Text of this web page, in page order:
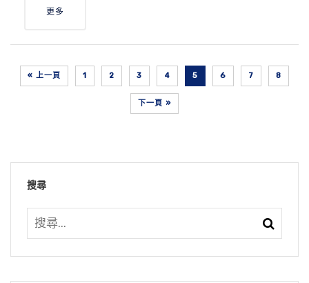
更多
« 上一頁 1 2 3 4 5 6 7 8
下一頁 »
搜尋